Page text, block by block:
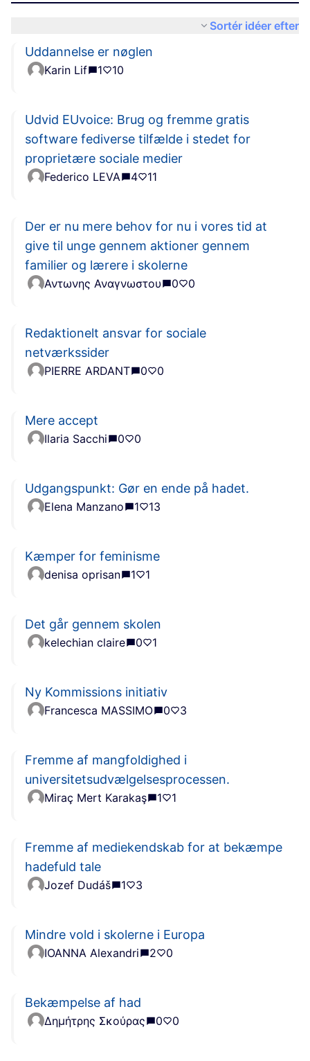
Sortér idéer efter
Uddannelse er nøglen
Karin Lif 1 10
Udvid EUvoice: Brug og fremme gratis
software fediverse tilfælde i stedet for
proprietære sociale medier
Federico LEVA 4 11
Der er nu mere behov for nu i vores tid at
give til unge gennem aktioner gennem
familier og lærere i skolerne
Αντωνης Αναγνωστου 0 0
Redaktionelt ansvar for sociale
netværkssider
PIERRE ARDANT 0 0
Mere accept
Ilaria Sacchi 0 0
Udgangspunkt: Gør en ende på hadet.
Elena Manzano 1 13
Kæmper for feminisme
denisa oprisan 1 1
Det går gennem skolen
kelechian claire 0 1
Ny Kommissions initiativ
Francesca MASSIMO 0 3
Fremme af mangfoldighed i
universitetsudvælgelsesprocessen.
Miraç Mert Karakaş 1 1
Fremme af mediekendskab for at bekæmpe
hadefuld tale
Jozef Dudáš 1 3
Mindre vold i skolerne i Europa
IOANNA Alexandri 2 0
Bekæmpelse af had
Δημήτρης Σκούρας 0 0